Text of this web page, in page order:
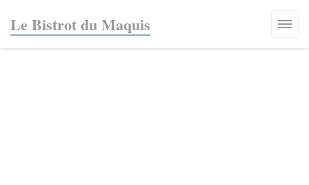
Le Bistrot du Maquis